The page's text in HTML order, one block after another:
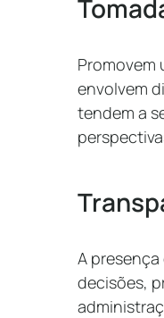
Promovem
envolvem
tendem a
A
decisões,